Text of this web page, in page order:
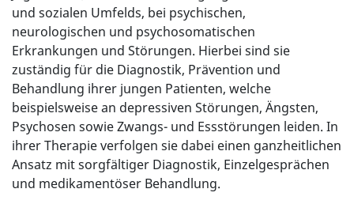
und sozialen Umfelds, bei psychischen,
neurologischen und psychosomatischen
Erkrankungen und Störungen. Hierbei sind sie
zuständig für die Diagnostik, Prävention und
Behandlung ihrer jungen Patienten, welche
beispielsweise an depressiven Störungen, Ängsten,
Psychosen sowie Zwangs- und Essstörungen leiden. In
ihrer Therapie verfolgen sie dabei einen ganzheitlichen
Ansatz mit sorgfältiger Diagnostik, Einzelgesprächen
und medikamentöser Behandlung.